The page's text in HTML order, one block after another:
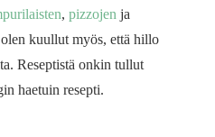
, pizzojen ja
kuullut myös, että hillo
Reseptistä onkin tullut
haetuin resepti.